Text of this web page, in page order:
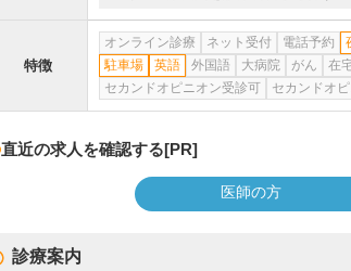
特徴
オンライン診療 ネット受付 電話予約
駐車場
英語 外国語 大病院 がん 在
セカンドオピニオン受診可
セカンドオ
直近の求人を確認する[PR]
医師の方
診療案内